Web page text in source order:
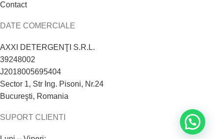
Contact
DATE COMERCIALE
AXXI DETERGENŢI S.R.L.
39248002
J2018005695404
Sector 1, Str Ing. Pisoni, Nr.24
Bucureşti, Romania
SUPORT CLIENTI